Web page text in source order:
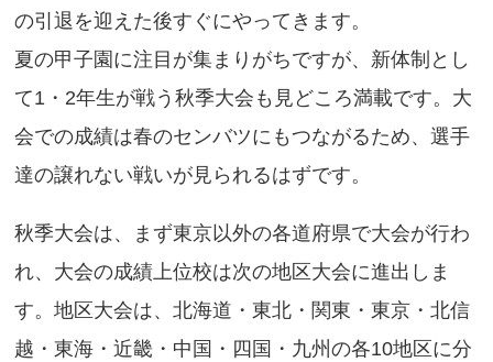
の引退を迎えた後すぐにやってきます。
夏の甲子園に注目が集まりがちですが、新体制とし
て1・2年生が戦う秋季大会も見どころ満載です。大
会での成績は春のセンバツにもつながるため、選手
達の譲れない戦いが見られるはずです。
秋季大会は、まず東京以外の各道府県で大会が行わ
れ、大会の成績上位校は次の地区大会に進出しま
す。地区大会は、北海道・東北・関東・東京・北信
越・東海・近畿・中国・四国・九州の各10地区に分